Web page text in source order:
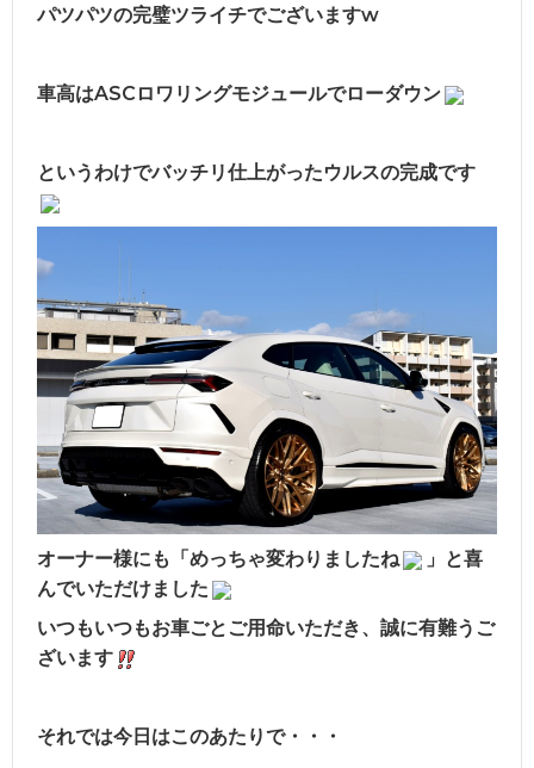
パツパツの完璧ツライチでございますw
車高はASCロワリングモジュールでローダウン
というわけでバッチリ仕上がったウルスの完成です
オーナー様にも「めっちゃ変わりましたね
」と喜
んでいただけました
いつもいつもお車ごとご用命いただき、誠に有難うご
ざいます
それでは今日はこのあたりで・・・